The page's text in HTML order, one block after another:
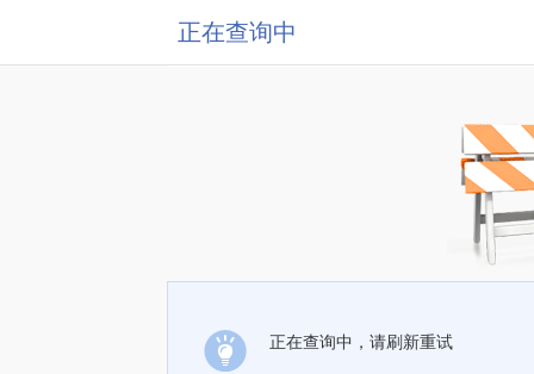
正在查询中
正在查询中，请刷新重试